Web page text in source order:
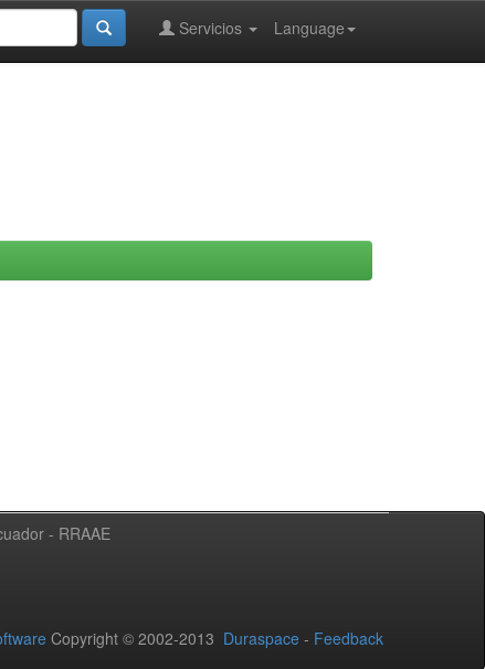
Language
Servicios
- RRAAE
Copyright © 2002-2013 Duraspace - Feedback